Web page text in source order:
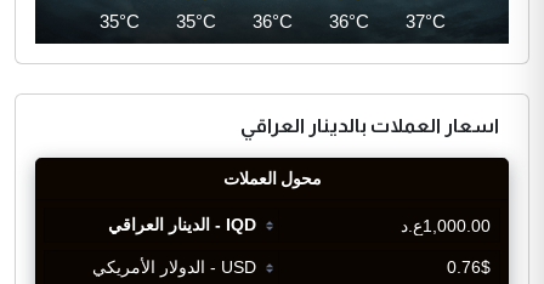
37°C
36°C
36°C
35°C
35°C
اسعار العملات بالدينار العراقي